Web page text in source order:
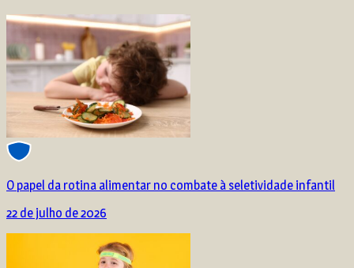
O papel da rotina alimentar no combate à seletividade infantil
22 de julho de 2026